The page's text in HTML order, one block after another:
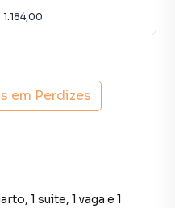
1.184,00
em Perdizes
1 suite, 1 vaga e 1